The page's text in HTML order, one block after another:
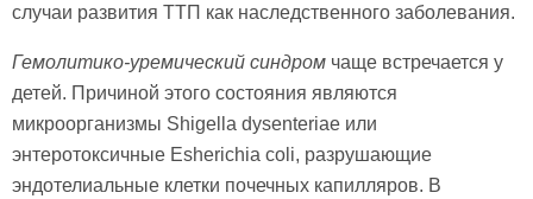
случаи развития ТТП как наследственного заболевания.
Гемолитико-уремический синдром чаще встречается у
детей. Причиной этого состояния являются
микроорганизмы Shigella dysenteriae или
энтеротоксичные Esherichia coli, разрушающие
эндотелиальные клетки почечных капилляров. В